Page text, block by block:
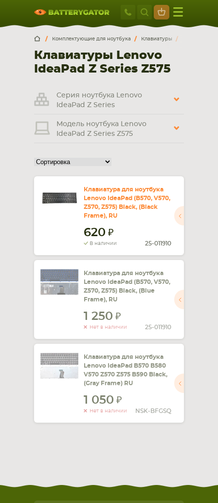
Москва
+7 495 414
Москва Санкт-Петербург
г. Москва, ул. Ткацкая, 5с3 (м. Семеновская)
5 мин. ходьбы от ст.м. “Семеновская”
Обратный звонок
Пн-Вс:
смартфона, планшета
НОУТБУКА ПЛАНШЕТА
КОМПЛЕКТУЮЩИЕ
Комплектующие для ноутбука Клавиатуры
Клавиатуры Lenovo
IdeaPad Z Series Z575
Серия ноутбука Lenovo
IdeaPad Z Series
Модель ноутбука Lenovo
IdeaPad Z Series Z575
Клавиатура для ноутбука
Lenovo IdeaPad (B570, V570,
Z570, Z575) Black, (Black
Frame), RU
620
В наличии 25-011910
Клавиатура для ноутбука
Lenovo IdeaPad (B570, V570,
Z570, Z575) Black, (Blue
Frame), RU
1 250
Нет в наличии 25-011910
Клавиатура для ноутбука
Lenovo IdeaPad B570 B580
V570 Z570 Z575 B590 Black,
(Gray Frame) RU
1 050
Нет в наличии NSK-BFGSQ